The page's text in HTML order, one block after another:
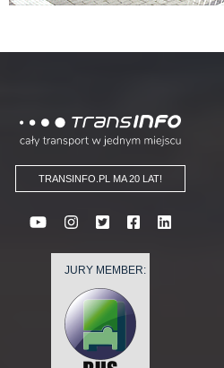
Logo
TRANSINFO.PL MA 20 LAT!
JURY MEMBER: